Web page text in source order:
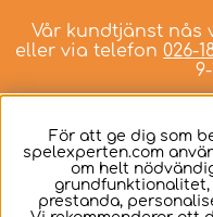
Vår kundtjänst nås
eller via telefon 026-
9-
Svenska
För att ge dig som
spelexperten.com
om helt
grundfunktionalitet,
prestanda,